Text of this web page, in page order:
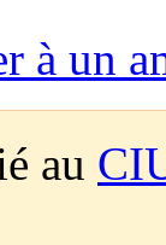
à un
au